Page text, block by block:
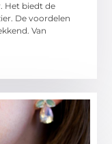
Het biedt de
De voordelen
Van